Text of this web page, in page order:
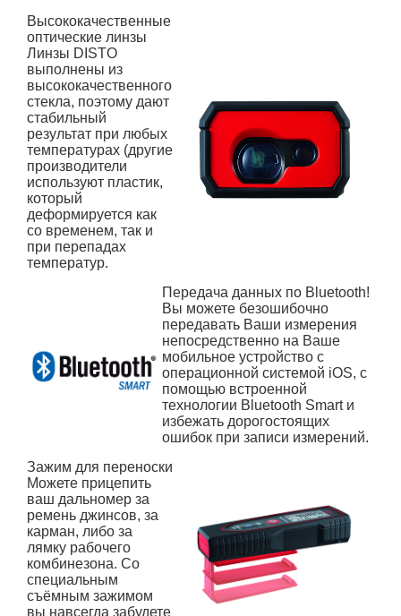
Высококачественные
оптические линзы
Линзы DISTO
выполнены из
высококачественного
стекла, поэтому дают
стабильный
результат при любых
температурах (другие
производители
используют пластик,
который
деформируется как
со временем, так и
при перепадах
температур.
Передача данных по Bluetooth!
Вы можете безошибочно
передавать Ваши измерения
непосредственно на Ваше
мобильное устройство с
операционной системой iOS, с
помощью встроенной
технологии Bluetooth Smart и
избежать дорогостоящих
ошибок при записи измерений.
Зажим для переноски
Можете прицепить
ваш дальномер за
ремень джинсов, за
карман, либо за
лямку рабочего
комбинезона. Со
специальным
съёмным зажимом
вы навсегда забудете